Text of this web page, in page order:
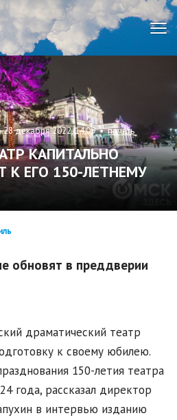
декабря 2022, 14:09 •печать
КАПИТАЛЬНО
ЕГО 150-ЛЕТНЕМУ
обновят в преддверии
драматический театр
к своему юбилею.
150-летия театра
года, рассказал директор
в интервью изданию